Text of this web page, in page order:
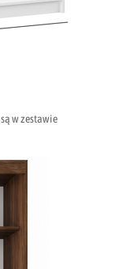
są w zestawie